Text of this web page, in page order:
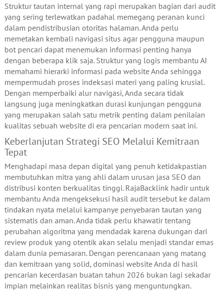
Struktur tautan internal yang rapi merupakan bagian dari audit
yang sering terlewatkan padahal memegang peranan kunci
dalam pendistribusian otoritas halaman. Anda perlu
memetakan kembali navigasi situs agar pengguna maupun
bot pencari dapat menemukan informasi penting hanya
dengan beberapa klik saja. Struktur yang logis membantu AI
memahami hierarki informasi pada website Anda sehingga
mempermudah proses indeksasi materi yang paling krusial.
Dengan memperbaiki alur navigasi, Anda secara tidak
langsung juga meningkatkan durasi kunjungan pengguna
yang merupakan salah satu metrik penting dalam penilaian
kualitas sebuah website di era pencarian modern saat ini.
Keberlanjutan Strategi SEO Melalui Kemitraan
Tepat
Menghadapi masa depan digital yang penuh ketidakpastian
membutuhkan mitra yang ahli dalam urusan jasa SEO dan
distribusi konten berkualitas tinggi. RajaBacklink hadir untuk
membantu Anda mengeksekusi hasil audit tersebut ke dalam
tindakan nyata melalui kampanye penyebaran tautan yang
sistematis dan aman. Anda tidak perlu khawatir tentang
perubahan algoritma yang mendadak karena dukungan dari
review produk yang otentik akan selalu menjadi standar emas
dalam dunia pemasaran. Dengan perencanaan yang matang
dan kemitraan yang solid, dominasi website Anda di hasil
pencarian kecerdasan buatan tahun 2026 bukan lagi sekadar
impian melainkan realitas bisnis yang menguntungkan.